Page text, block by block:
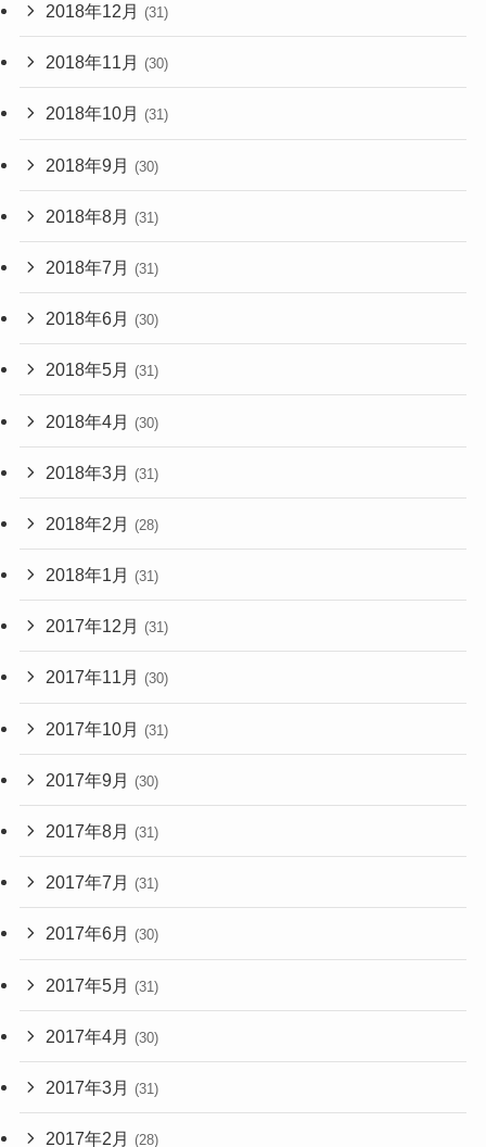
2018年12月 (31)
2018年11月 (30)
2018年10月 (31)
2018年9月 (30)
2018年8月 (31)
2018年7月 (31)
2018年6月 (30)
2018年5月 (31)
2018年4月 (30)
2018年3月 (31)
2018年2月 (28)
2018年1月 (31)
2017年12月 (31)
2017年11月 (30)
2017年10月 (31)
2017年9月 (30)
2017年8月 (31)
2017年7月 (31)
2017年6月 (30)
2017年5月 (31)
2017年4月 (30)
2017年3月 (31)
2017年2月 (28)